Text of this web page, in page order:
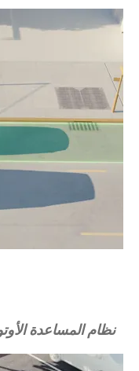
نظام المساعدة